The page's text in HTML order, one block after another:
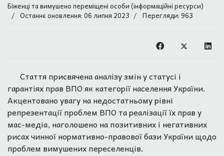
Біженці та вимушено переміщені особи (інформаційні ресурси)
Останнє оновлення: 06 липня 2023
Перегляди: 963
Стаття присвячена аналізу змін у статусі і
гарантіях прав ВПО як категорії населення України.
Акцентовано увагу на недостатньому рівні
репрезентації проблем ВПО та реалізації їх прав у
мас-медіа, наголошено на позитивних і негативних
рисах чинної нормативно-правової бази України щодо
проблем вимушених переселенців.